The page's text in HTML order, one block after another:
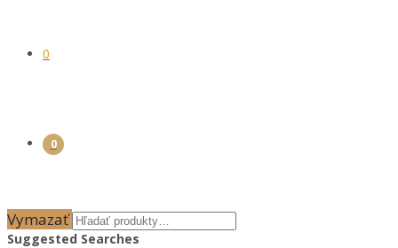
0
0
Vymazať
Suggested Searches